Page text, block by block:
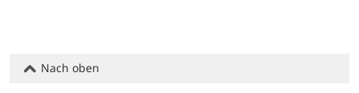
Nach oben